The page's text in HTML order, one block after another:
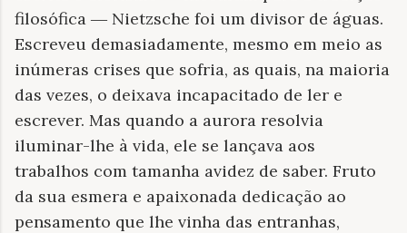
filosófica — Nietzsche foi um divisor de águas.
Escreveu demasiadamente, mesmo em meio as
inúmeras crises que sofria, as quais, na maioria
das vezes, o deixava incapacitado de ler e
escrever. Mas quando a aurora resolvia
iluminar-lhe à vida, ele se lançava aos
trabalhos com tamanha avidez de saber. Fruto
da sua esmera e apaixonada dedicação ao
pensamento que lhe vinha das entranhas,